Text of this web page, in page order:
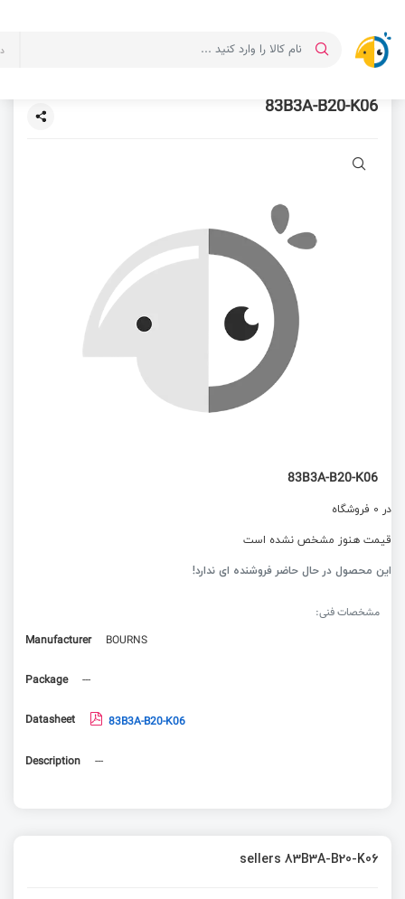
83B3A-B20-K06
83B3A-B20-K06
در 0 فروشگاه
قیمت هنوز مشخص نشده است
این محصول در حال حاضر فروشنده ای ندارد!
مشخصات فنی:
Manufacturer
BOURNS
Package ---
Datasheet 83B3A-B20-K06
Description ---
sellers 83B3A-B20-K06